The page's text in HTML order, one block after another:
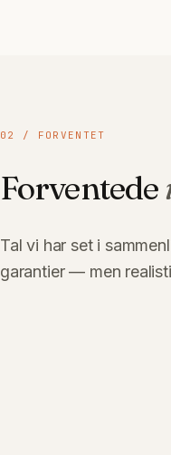
02 / FORVENTET
Forventede
Tal vi har set i
garantier — men